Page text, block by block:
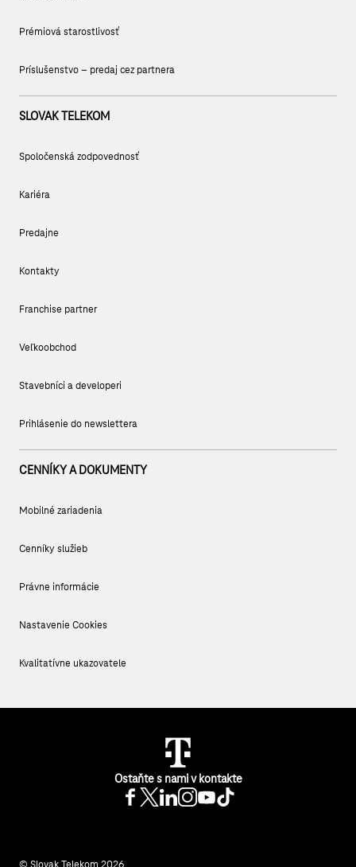
Prémiová starostlivosť
Príslušenstvo – predaj cez partnera
SLOVAK TELEKOM
Spoločenská zodpovednosť
Kariéra
Predajne
Kontakty
Franchise partner
Veľkoobchod
Stavebníci a developeri
Prihlásenie do newslettera
CENNÍKY A DOKUMENTY
Mobilné zariadenia
Cenníky služieb
Právne informácie
Nastavenie Cookies
Kvalitatívne ukazovatele
Ostaňte s nami v kontakte
© Slovak Telekom 2026